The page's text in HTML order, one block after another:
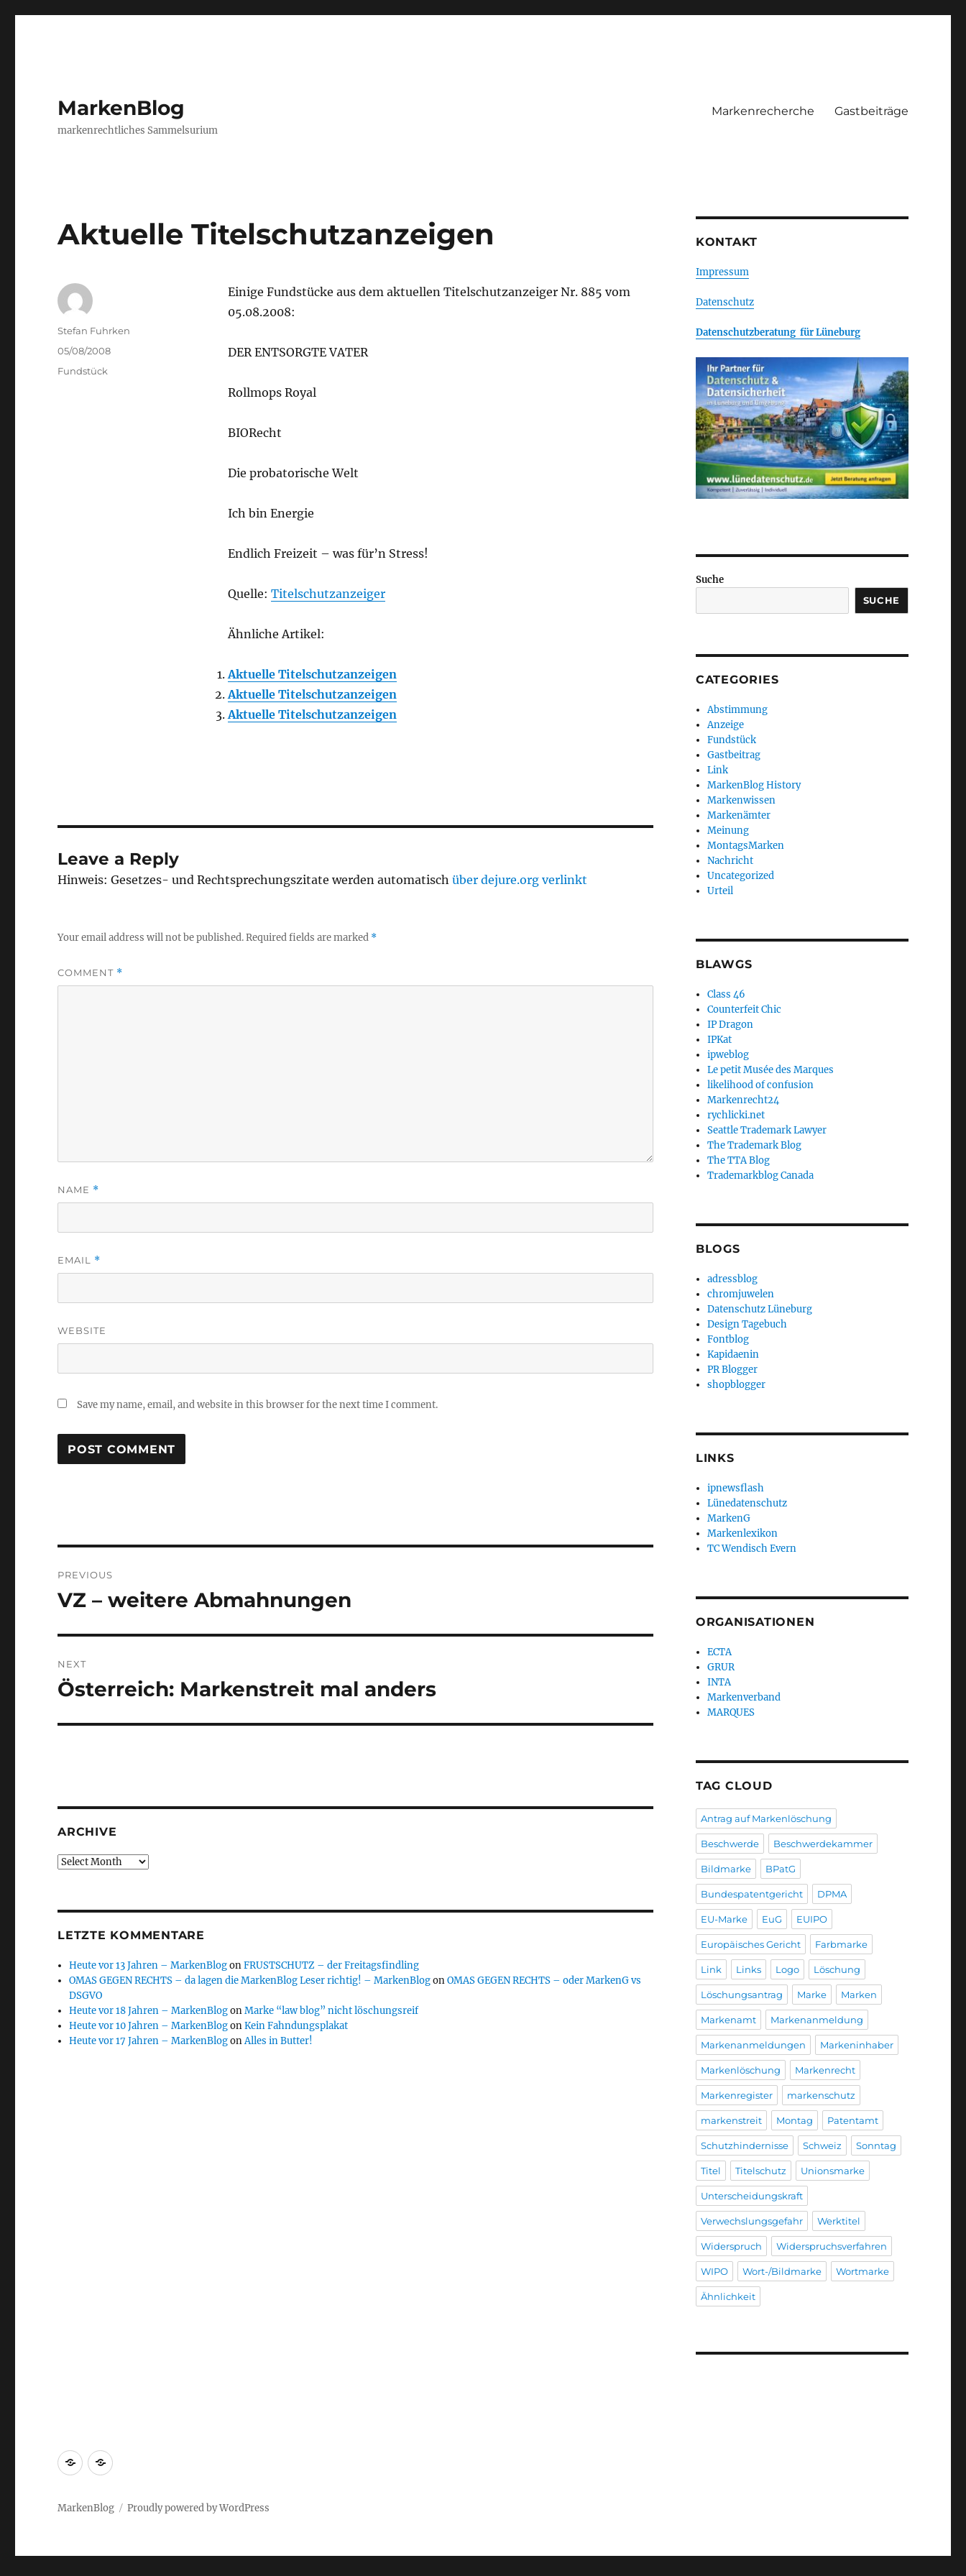
MarkenBlog
markenrechtliches Sammelsurium
Markenrecherche Gastbeiträge
Aktuelle Titelschutzanzeigen
Einige Fundstücke aus dem aktuellen Titelschutzanzeiger Nr. 885 vom
05.08.2008:
DER ENTSORGTE VATER
Rollmops Royal
BIORecht
Die probatorische Welt
Ich bin Energie
Endlich Freizeit – was für’n Stress!
Quelle: Titelschutzanzeiger
Ähnliche Artikel:
Aktuelle Titelschutzanzeigen
Aktuelle Titelschutzanzeigen
Aktuelle Titelschutzanzeigen
Author
Stefan Fuhrken
Posted
05/08/2008
Categories
Fundstück
Leave a Reply
Hinweis: Gesetzes- und Rechtsprechungszitate werden automatischüber dejure.org verlinkt
Your email address will not be published.Required fields are marked *
COMMENT *
NAME *
EMAIL *
WEBSITE
Save my name, email, and website in this browser for the next time I comment.
navigation
PREVIOUS
Previous
VZ – weitere Abmahnungen
NEXT
Next
Österreich: Markenstreit mal anders
ARCHIVE
Archive
LETZTE KOMMENTARE
Heute vor 13 Jahren – MarkenBlogonFRUSTSCHUTZ – der Freitagsfindling
OMAS GEGEN RECHTS – da lagen die MarkenBlog Leser richtig! – MarkenBlogonOMAS GEGEN RECHTS – oder MarkenG vs
DSGVO
Heute vor 18 Jahren – MarkenBlogonMarke “law blog” nicht löschungsreif
Heute vor 10 Jahren – MarkenBlogonKein Fahndungsplakat
Heute vor 17 Jahren – MarkenBlogonAlles in Butter!
KONTAKT
Impressum
Datenschutz
Datenschutzberatung für Lüneburg
Suche
SUCHE
CATEGORIES
Abstimmung
Anzeige
Fundstück
Gastbeitrag
Link
MarkenBlog History
Markenwissen
Markenämter
Meinung
MontagsMarken
Nachricht
Uncategorized
Urteil
BLAWGS
Class 46
Counterfeit Chic
IP Dragon
IPKat
ipweblog
Le petit Musée des Marques
likelihood of confusion
Markenrecht24
rychlicki.net
Seattle Trademark Lawyer
The Trademark Blog
The TTA Blog
Trademarkblog Canada
BLOGS
adressblog
chromjuwelen
Datenschutz Lüneburg
Design Tagebuch
Fontblog
Kapidaenin
PR Blogger
shopblogger
LINKS
ipnewsflash
Lünedatenschutz
MarkenG
Markenlexikon
TC Wendisch Evern
ORGANISATIONEN
ECTA
GRUR
INTA
Markenverband
MARQUES
TAG CLOUD
Antrag auf Markenlöschung
Beschwerde Beschwerdekammer
Bildmarke BPatG
Bundespatentgericht DPMA
EU-Marke EuG EUIPO
Europäisches Gericht Farbmarke
Link Links Logo Löschung
Löschungsantrag Marke Marken
Markenamt Markenanmeldung
Markenanmeldungen Markeninhaber
Markenlöschung Markenrecht
Markenregister markenschutz
markenstreit Montag Patentamt
Schutzhindernisse Schweiz Sonntag
Titel Titelschutz Unionsmarke
Unterscheidungskraft
Verwechslungsgefahr Werktitel
Widerspruch Widerspruchsverfahren
WIPO Wort-/Bildmarke Wortmarke
Ähnlichkeit
Markenrecherche
Gastbeiträge
MarkenBlog Proudly powered by WordPress